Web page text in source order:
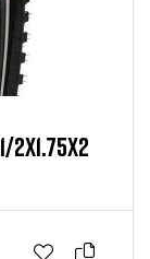
2X1.75X2